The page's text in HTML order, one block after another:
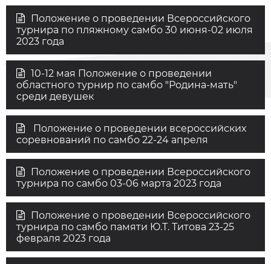
Положение о проведении Всероссийского
турнира по пляжному самбо 30 июня-02 июля
2023 года
10-12 мая Положение о проведении
областного турнир по самбо "Родина-мать"
среди девушек
Положение о проведении всероссийских
соревнований по самбо 22-24 апреля
Положение о проведении Всероссийского
турнира по самбо 03-06 марта 2023 года
Положение о проведении Всероссийского
турнира по самбо памяти Ю.Т. Титова 23-25
февраля 2023 года